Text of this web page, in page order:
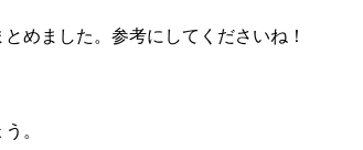
めました。参考にしてくださいね！
。